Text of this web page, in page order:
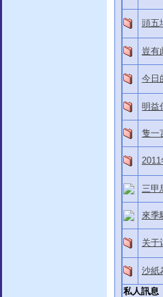
頭五
豈有
今日
明益
隻一
2011
三甲
來季
关于
沙紙
私人訊息